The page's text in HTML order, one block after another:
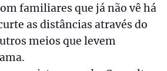
familiares que já não vê há
as distâncias através do
meios que levem